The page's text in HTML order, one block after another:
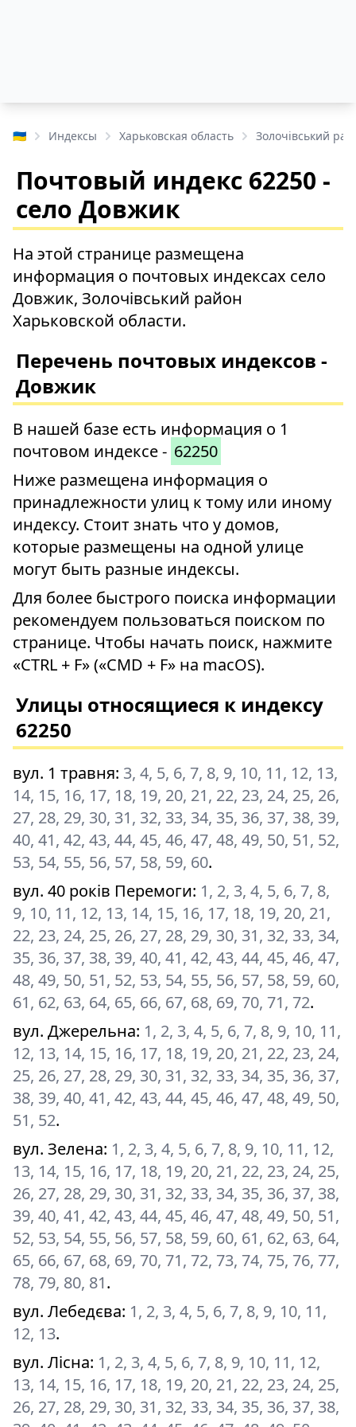
🇺🇦 Индексы Харьковская область Золочівський
Почтовый индекс 62250 -
село Довжик
На этой странице размещена
информация о почтовых индексах село
Довжик, Золочівський район
Харьковской области.
Перечень почтовых индексов -
Довжик
В нашей базе есть информация о 1
почтовом индексе - 62250
Ниже размещена информация о
принадлежности улиц к тому или иному
индексу. Стоит знать что у домов,
которые размещены на одной улице
могут быть разные индексы.
Для более быстрого поиска информации
рекомендуем пользоваться поиском по
странице. Чтобы начать поиск, нажмите
«CTRL + F» («CMD + F» на macOS).
Улицы относящиеся к индексу
62250
вул. 1 травня: 3, 4, 5, 6, 7, 8, 9, 10, 11, 12, 13,
14, 15, 16, 17, 18, 19, 20, 21, 22, 23, 24, 25, 26,
27, 28, 29, 30, 31, 32, 33, 34, 35, 36, 37, 38, 39,
40, 41, 42, 43, 44, 45, 46, 47, 48, 49, 50, 51, 52,
53, 54, 55, 56, 57, 58, 59, 60.
вул. 40 років Перемоги: 1, 2, 3, 4, 5, 6, 7, 8,
9, 10, 11, 12, 13, 14, 15, 16, 17, 18, 19, 20, 21,
22, 23, 24, 25, 26, 27, 28, 29, 30, 31, 32, 33, 34,
35, 36, 37, 38, 39, 40, 41, 42, 43, 44, 45, 46, 47,
48, 49, 50, 51, 52, 53, 54, 55, 56, 57, 58, 59, 60,
61, 62, 63, 64, 65, 66, 67, 68, 69, 70, 71, 72.
вул. Джерельна: 1, 2, 3, 4, 5, 6, 7, 8, 9, 10, 11,
12, 13, 14, 15, 16, 17, 18, 19, 20, 21, 22, 23, 24,
25, 26, 27, 28, 29, 30, 31, 32, 33, 34, 35, 36, 37,
38, 39, 40, 41, 42, 43, 44, 45, 46, 47, 48, 49, 50,
51, 52.
вул. Зелена: 1, 2, 3, 4, 5, 6, 7, 8, 9, 10, 11, 12,
13, 14, 15, 16, 17, 18, 19, 20, 21, 22, 23, 24, 25,
26, 27, 28, 29, 30, 31, 32, 33, 34, 35, 36, 37, 38,
39, 40, 41, 42, 43, 44, 45, 46, 47, 48, 49, 50, 51,
52, 53, 54, 55, 56, 57, 58, 59, 60, 61, 62, 63, 64,
65, 66, 67, 68, 69, 70, 71, 72, 73, 74, 75, 76, 77,
78, 79, 80, 81.
вул. Лебедєва: 1, 2, 3, 4, 5, 6, 7, 8, 9, 10, 11,
12, 13.
вул. Лісна: 1, 2, 3, 4, 5, 6, 7, 8, 9, 10, 11, 12,
13, 14, 15, 16, 17, 18, 19, 20, 21, 22, 23, 24, 25,
26, 27, 28, 29, 30, 31, 32, 33, 34, 35, 36, 37, 38,